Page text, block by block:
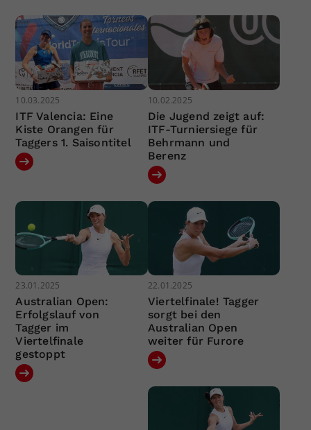
10.03.2025
ITF Valencia: Eine
Kiste Orangen für
Taggers 1. Saisontitel
10.02.2025
Die Jugend zeigt auf:
ITF-Turniersiege für
Behrmann und
Berenz
23.01.2025
Australian Open:
Erfolgslauf von
Tagger im
Viertelfinale
gestoppt
22.01.2025
Viertelfinale! Tagger
sorgt bei den
Australian Open
weiter für Furore